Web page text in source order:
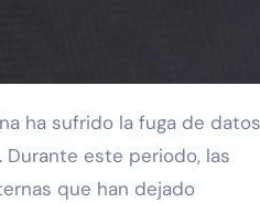
este periodo, las
que han dejado